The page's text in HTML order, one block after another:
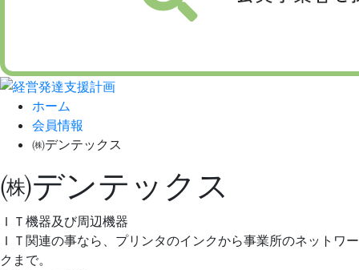
ホーム
会員情報
㈱デンテックス
㈱デンテックス
ＩＴ機器及び周辺機器
ＩＴ関連の事なら、プリンタのインクから事業所のネットワー
クまで。